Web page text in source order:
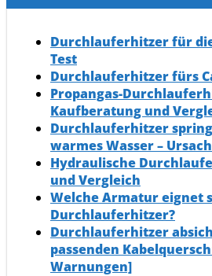
Durchlauferhitzer für
Test
Durchlauferhitzer fürs
Propangas-
Kaufberatung und
Durchlauferhitzer
warmes Wasser –
Hydraulische
und Vergleich
Welche Armatur eignet
Durchlauferhitzer?
Durchlauferhitzer
passenden
Warnungen]